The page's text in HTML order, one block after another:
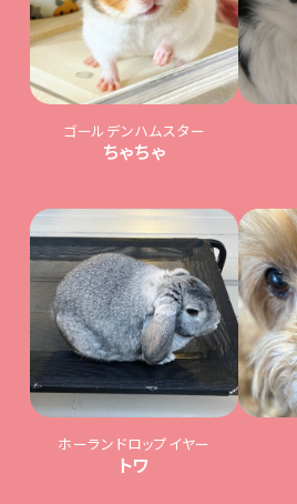
ゴールデンハムスター
ちゃちゃ
ホーランドロップイヤー
トワ